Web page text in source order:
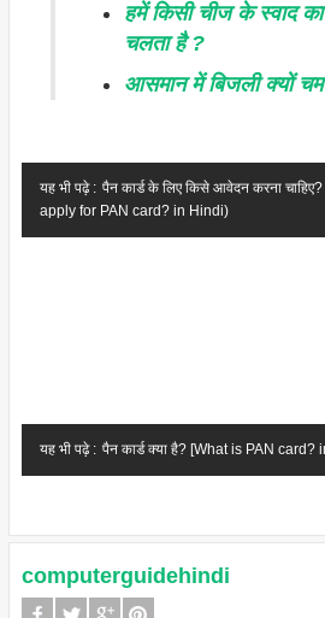
हमें किसी चीज के स्वाद
चलता है ?
आसमान में बिजली क्यों
यह भी पढ़े : पैन कार्ड के लिए किसे आवेदन करना
apply for PAN card? in Hindi)
यह भी पढ़े : पैन कार्ड क्या है? [What is PAN card?
computerguidehindi